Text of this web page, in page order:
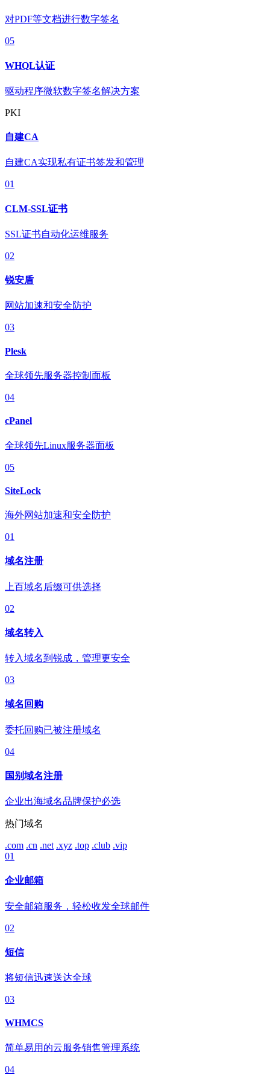
对PDF等文档进行数字签名
05
WHQL认证
驱动程序微软数字签名解决方案
PKI
自建CA
自建CA实现私有证书签发和管理
01
CLM-SSL证书
SSL证书自动化运维服务
02
锐安盾
网站加速和安全防护
03
Plesk
全球领先服务器控制面板
04
cPanel
全球领先Linux服务器面板
05
SiteLock
海外网站加速和安全防护
01
域名注册
上百域名后缀可供选择
02
域名转入
转入域名到锐成，管理更安全
03
域名回购
委托回购已被注册域名
04
国别域名注册
企业出海域名品牌保护必选
热门域名
.com .cn .net .xyz .top .club .vip
01
企业邮箱
安全邮箱服务，轻松收发全球邮件
02
短信
将短信迅速送达全球
03
WHMCS
简单易用的云服务销售管理系统
04